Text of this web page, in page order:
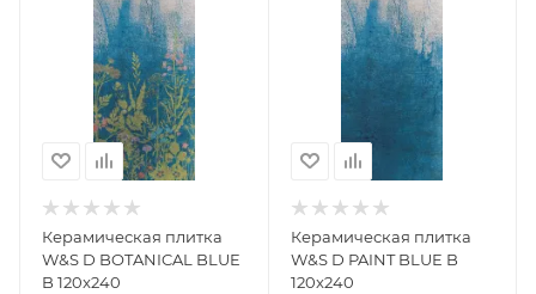
Керамическая плитка
W&S D BOTANICAL BLUE
B 120x240
Керамическая плитка
W&S D PAINT BLUE B
120x240